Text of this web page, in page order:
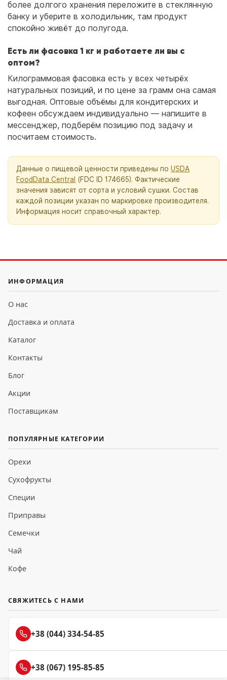
более долгого хранения переложите в стеклянную
банку и уберите в холодильник, там продукт
спокойно живёт до полугода.
Есть ли фасовка 1 кг и работаете ли вы с
оптом?
Килограммовая фасовка есть у всех четырёх
натуральных позиций, и по цене за грамм она самая
выгодная. Оптовые объёмы для кондитерских и
кофеен обсуждаем индивидуально — напишите в
мессенджер, подберём позицию под задачу и
посчитаем стоимость.
Данные о пищевой ценности приведены поUSDA
FoodData Central (FDC ID 174665). Фактические
значения зависят от сорта и условий сушки. Состав
каждой позиции указан по маркировке производителя.
Информация носит справочный характер.
ИНФОРМАЦИЯ
О нас
Доставка и оплата
Каталог
Контакты
Блог
Акции
Поставщикам
ПОПУЛЯРНЫЕ КАТЕГОРИИ
Орехи
Сухофрукты
Специи
Приправы
Семечки
Чай
Кофе
СВЯЖИТЕСЬ С НАМИ
+38 (044) 334-54-85
+38 (067) 195-85-85